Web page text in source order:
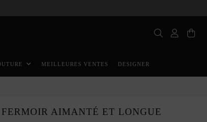
MEILLEURES VENTES DESIGNER
AIMANTÉ ET LONGUE